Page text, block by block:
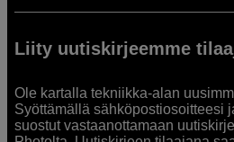
Liity uutiskirjeemme
Ole kartalla tekniikka-alan
Syöttämällä sähköpostiosoitteesi
suostut vastaanottamaan